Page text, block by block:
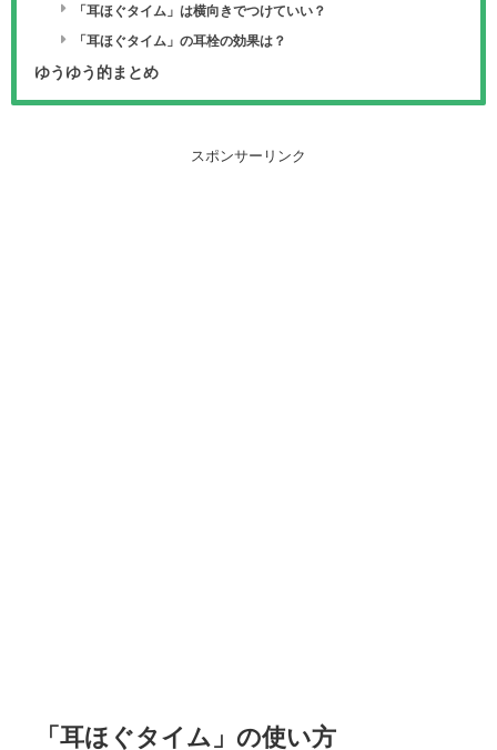
「耳ほぐタイム」は横向きでつけていい？
「耳ほぐタイム」の耳栓の効果は？
ゆうゆう的まとめ
スポンサーリンク
「耳ほぐタイム」の使い方